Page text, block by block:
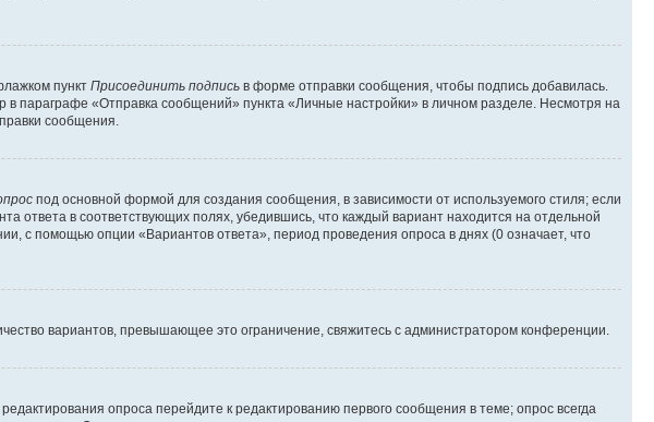
пункт Присоединить подпись в форме отправки сообщения, чтобы подпись добавилась.
параграфе «Отправка сообщений» пункта «Личные настройки» в личном разделе. Несмотря на
сообщения.
под основной формой для создания сообщения, в зависимости от используемого стиля; если
ответа в соответствующих полях, убедившись, что каждый вариант находится на отдельной
с помощью опции «Вариантов ответа», период проведения опроса в днях (0 означает, что
вариантов, превышающее это ограничение, свяжитесь с администратором конференции.
опроса перейдите к редактированию первого сообщения в теме; опрос всегда